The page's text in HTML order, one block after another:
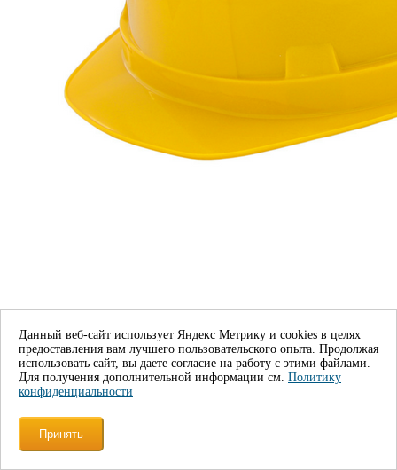
Каска защитная RFI-3 BIOT RAPID
936 руб.
В корзину
Описание
Наше
производство
Данный веб-сайт использует Яндекс Метрику и cookies в целях
предоставления вам лучшего пользовательского опыта. Продолжая
использовать сайт, вы даете согласие на работу с этими файлами.
Для получения дополнительной информации см. Политику
конфиденциальности
Принять